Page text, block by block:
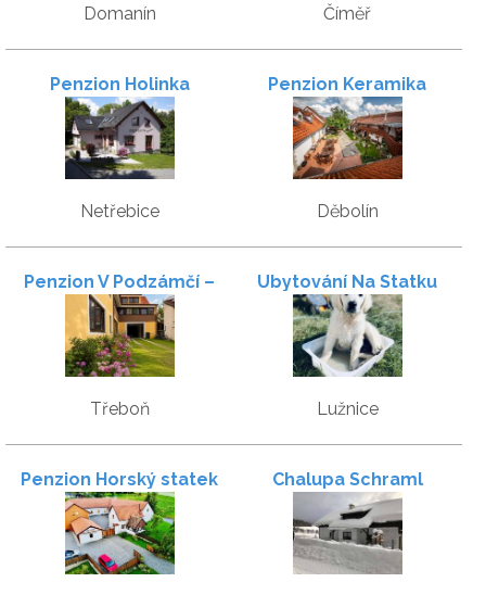
Domanín Číměř
Penzion Holinka
Netřebice
Penzion Keramika
Děbolín
Penzion V Podzámčí –
bezbariérové apartmány
v centru Třeboně
Třeboň
Ubytování Na Statku
Lužnice
Penzion Horský statek Chalupa Schraml